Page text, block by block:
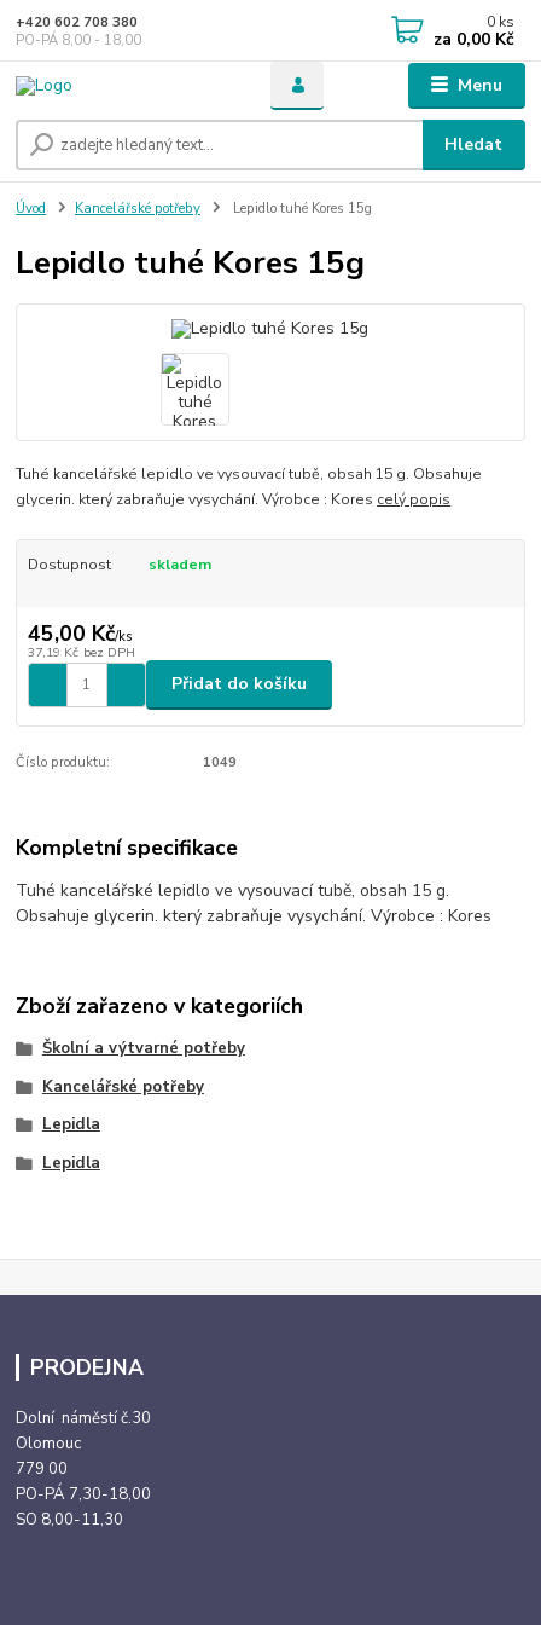
Menu
Hledat
+420 602 708 380
PO-PÁ 8,00 - 18,00
0 ks
za 0,00 Kč
Úvod Kancelářské potřeby Lepidlo tuhé Kores 15g
Lepidlo tuhé Kores 15g
Tuhé kancelářské lepidlo ve vysouvací tubě, obsah 15 g. Obsahuje
glycerin. který zabraňuje vysychání. Výrobce : Kores celý popis
Dostupnost skladem
45,00 Kč/ks
37,19 Kč bez DPH
Přidat do košíku
Číslo produktu: 1049
Kompletní specifikace
Tuhé kancelářské lepidlo ve vysouvací tubě, obsah 15 g.
Obsahuje glycerin. který zabraňuje vysychání. Výrobce : Kores
Zboží zařazeno v kategoriích
Školní a výtvarné potřeby
Kancelářské potřeby
Lepidla
Lepidla
PRODEJNA
Dolní náměstí č.30
Olomouc
779 00
PO-PÁ 7,30-18,00
SO 8,00-11,30